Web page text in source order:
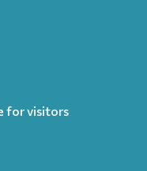
for visitors